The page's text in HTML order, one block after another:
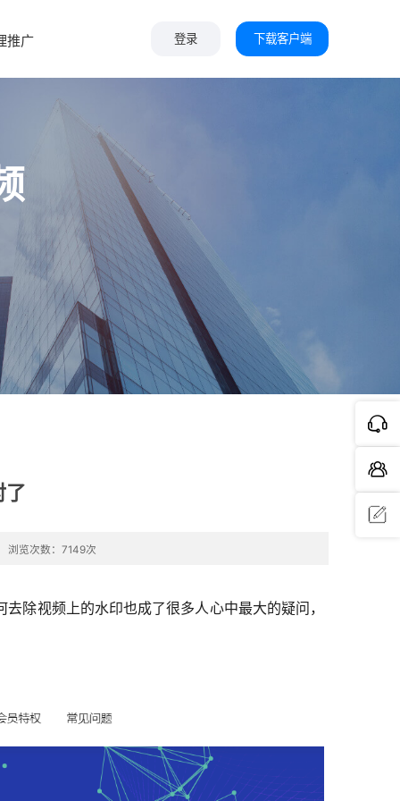
推广 登录 下载客户端
了
浏览次数：7149次
除视频上的水印也成了很多人心中最大的疑问，